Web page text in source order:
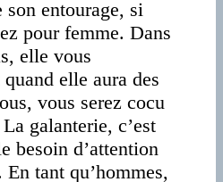
son entourage, si
pour femme. Dans
elle vous
elle aura des
vous serez cocu
galanterie, c’est
besoin d’attention
En tant qu’hommes,